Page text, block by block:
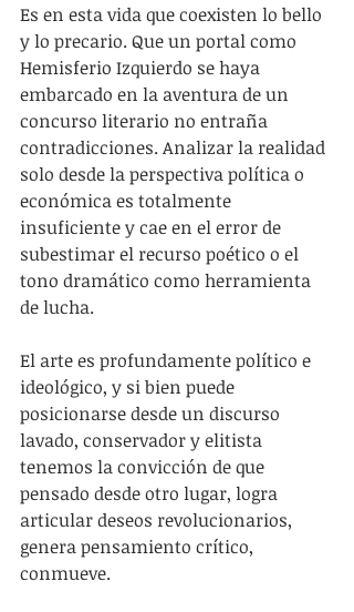
Es en esta vida que coexisten lo bello
y lo precario. Que un portal como
Hemisferio Izquierdo se haya
embarcado en la aventura de un
concurso literario no entraña
contradicciones. Analizar la realidad
solo desde la perspectiva política o
económica es totalmente
insuficiente y cae en el error de
subestimar el recurso poético o el
tono dramático como herramienta
de lucha.
El arte es profundamente político e
ideológico, y si bien puede
posicionarse desde un discurso
lavado, conservador y elitista
tenemos la convicción de que
pensado desde otro lugar, logra
articular deseos revolucionarios,
genera pensamiento crítico,
conmueve.